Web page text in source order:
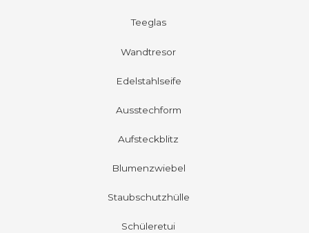
Teeglas
Wandtresor
Edelstahlseife
Ausstechform
Aufsteckblitz
Blumenzwiebel
Staubschutzhülle
Schüleretui